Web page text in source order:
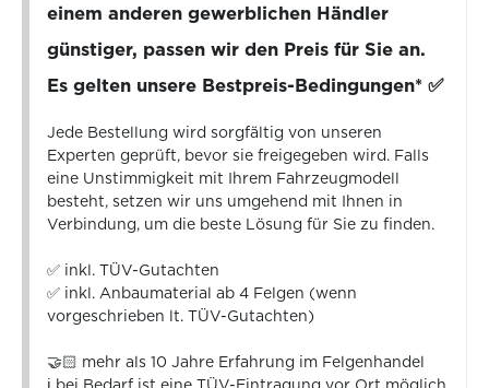
einem anderen gewerblichen Händler
günstiger, passen wir den Preis für Sie an.
Es gelten unsere Bestpreis-Bedingungen* ✅
Jede Bestellung wird sorgfältig von unseren
Experten geprüft, bevor sie freigegeben wird. Falls
eine Unstimmigkeit mit Ihrem Fahrzeugmodell
besteht, setzen wir uns umgehend mit Ihnen in
Verbindung, um die beste Lösung für Sie zu finden.
✅ inkl. TÜV-Gutachten
✅ inkl. Anbaumaterial ab 4 Felgen (wenn
vorgeschrieben lt. TÜV-Gutachten)
🤝🏻 mehr als 10 Jahre Erfahrung im Felgenhandel